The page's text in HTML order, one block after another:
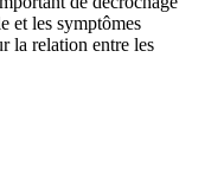
et les symptômes
la relation entre les